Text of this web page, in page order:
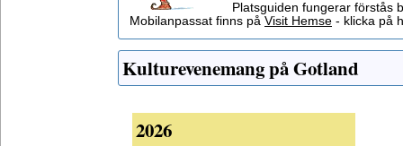
Platsguiden fungerar förstås
Mobilanpassat finns på Visit Hemse - klicka på
Kulturevenemang på Gotland
2026